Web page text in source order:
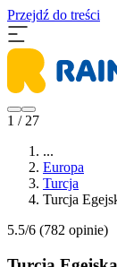
Przejdź do treści
1 / 27
...
Europa
Turcja
Turcja
5.5/6 (782 opinie)